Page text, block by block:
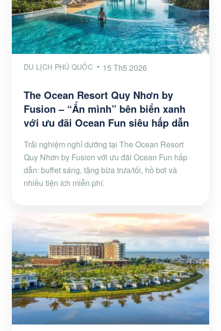
DU LỊCH PHÚ QUỐC 15 Th5 2026
The Ocean Resort Quy Nhơn by
Fusion – “Ẩn mình” bên biển xanh
với ưu đãi Ocean Fun siêu hấp dẫn
Trải nghiệm nghỉ dưỡng tại The Ocean Resort
Quy Nhơn by Fusion với ưu đãi Ocean Fun hấp
dẫn: buffet sáng, tặng bữa trưa/tối, hồ bơi và
nhiều tiện ích miễn phí.